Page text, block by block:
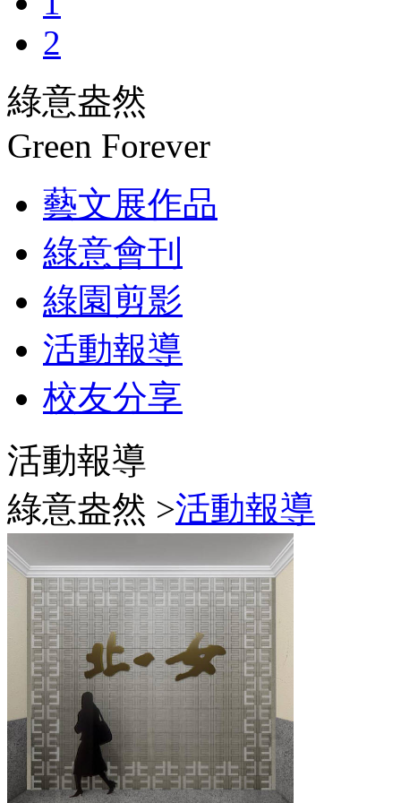
2
綠意盎然
Green Forever
藝文展作品
綠意會刊
綠園剪影
活動報導
校友分享
活動報導
綠意盎然 >活動報導